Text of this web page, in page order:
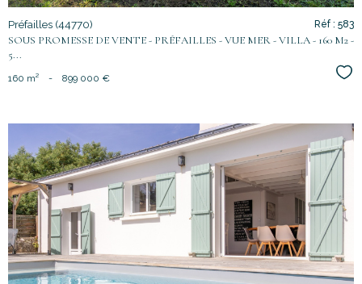
Préfailles (44770)
SOUS PROMESSE DE VENTE - PRÉFAILLES - VUE MER - VILLA - 160 M2 -
5...
Réf : 583
160 m² - 899 000 €
bien